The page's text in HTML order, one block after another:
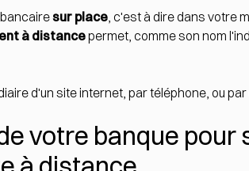
sur place, c'est à dire dans votre
à distancepermet, comme son nom
d'un site internet, par téléphone, ou
votre banque